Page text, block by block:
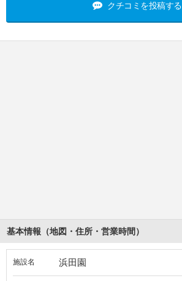
クチコミを投稿する
基本情報（地図・住所・営業時間）
施設名 浜田園